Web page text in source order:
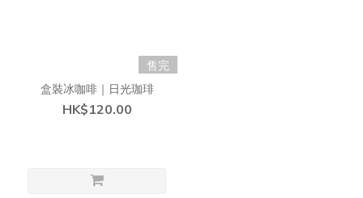
售完
盒裝冰咖啡｜日光珈琲
HK$120.00